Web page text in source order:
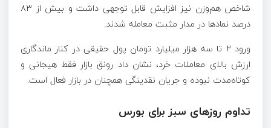
شاخص هم‌وزن نیز افزایش قابل توجهی داشت و بیش از ۸۳
درصد نمادها در مدار مثبت معامله شدند.
ورود ۲ تا سه هزار میلیارد تومان پول حقیقی در کنار ماندگاری
ارزش بالای معاملات خرد، نشان داد رونق بازار فقط هیجانی و
کوتاه‌مدت نبوده و جریان نقدینگی همچنان در بازار فعال است.
تداوم روزهای سبز برای بورس